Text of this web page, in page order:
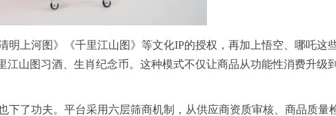
上河图》《千里江山图》等文化IP的授权，再加上悟空、哪吒这
江山图 习酒、生肖纪念币。这种模式不仅让商品从功能性消费升级
了功夫。平台采用六层筛商机制，从供应商资质审核、商品质量